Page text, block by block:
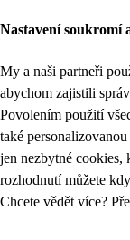
Nastavení soukromí
My a naši partneři
abychom zajistili
Povolením použití
také
jen nezbytné cookies,
rozhodnutí můžete
Chcete vědět více?